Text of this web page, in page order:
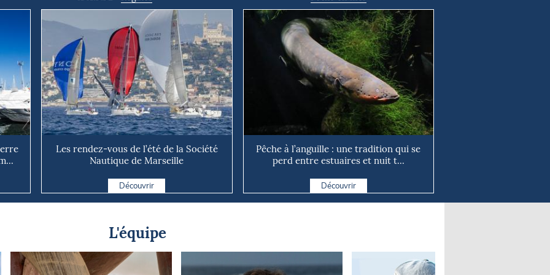
Les rendez-vous de l’été de la Société
Nautique de Marseille
Découvrir
Pêche à l’anguille : une tradition qui se
perd entre estuaires et nuit t...
Découvrir
L'équipe